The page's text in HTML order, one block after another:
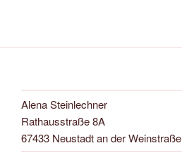
Alena Steinlechner
Rathausstraße 8A
67433 Neustadt an der Weinstraße